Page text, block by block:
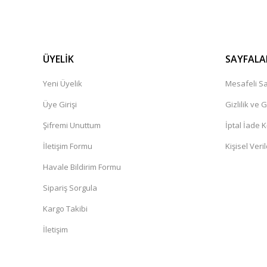
ÜYELİK
Yeni Üyelik
Üye Girişi
Şifremi Unuttum
İletişim Formu
Havale Bildirim Formu
Sipariş Sorgula
Kargo Takibi
İletişim
Mesafeli
Gizlilik ve
İptal İade
Kişisel